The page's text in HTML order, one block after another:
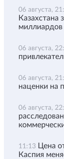
06 августа,
Казахстана
миллиардов
06 августа,
06 августа,
наценки на
06 августа,
11:13 Цена
Каспия